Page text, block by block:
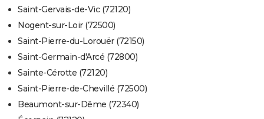
Saint-Gervais-de-Vic (72120)
Nogent-sur-Loir (72500)
Saint-Pierre-du-Lorouër (72150)
Saint-Germain-d'Arcé (72800)
Sainte-Cérotte (72120)
Saint-Pierre-de-Chevillé (72500)
Beaumont-sur-Dême (72340)